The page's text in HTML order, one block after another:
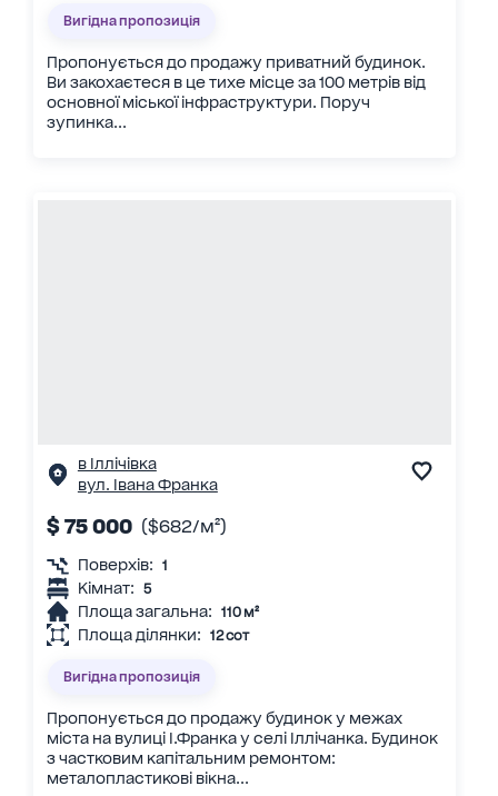
Вигідна пропозиція
Пропонується до продажу приватний будинок.
Ви закохаєтеся в це тихе місце за 100 метрів від
основної міської інфраструктури. Поруч
зупинка...
в Іллічівка
вул. Івана Франка
$ 75 000 ($682/м²)
Поверхів: 1
Кімнат: 5
Площа загальна: 110 м²
Площа ділянки: 12 сот
Вигідна пропозиція
Пропонується до продажу будинок у межах
міста на вулиці І.Франка у селі Іллічанка. Будинок
з частковим капітальним ремонтом:
металопластикові вікна...